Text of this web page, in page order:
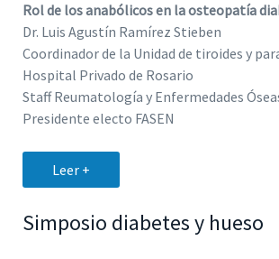
Rol de los anabólicos en la osteopatía
Dr. Luis Agustín Ramírez Stieben
Coordinador de la Unidad de tiroides y
Hospital Privado de Rosario
Staff Reumatología y Enfermedades
Presidente electo FASEN
Leer +
Simposio diabetes y hueso